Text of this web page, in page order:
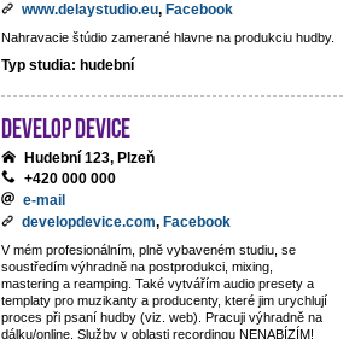
www.delaystudio.eu, Facebook
Nahravacie štúdio zamerané hlavne na produkciu hudby.
Typ studia: hudební
Develop Device
Hudební 123, Plzeň
+420 000 000
e-mail
developdevice.com, Facebook
V mém profesionálním, plně vybaveném studiu, se
soustředím výhradně na postprodukci, mixing,
mastering a reamping. Také vytvářím audio presety a
templaty pro muzikanty a producenty, které jim urychlují
proces při psaní hudby (viz. web). Pracuji výhradně na
dálku/online. Služby v oblasti recordingu NENABÍZÍM!